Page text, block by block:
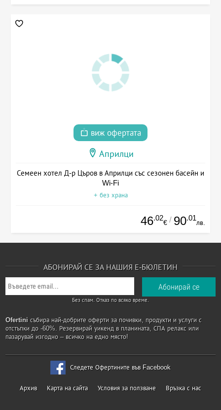
виж офертата
Априлци
Семеен хотел Д-р Църов в Априлци със сезонен басейн и
Wi-Fi
+ без храна
46.02
€ / 90.01
лв.
АБОНИРАЙ СЕ ЗА НАШИЯ Е-БЮЛЕТИН
Без спам. Отказ по всяко време.
Ofertini събира най-добрите оферти за почивки, продукти и услуги с
отстъпки до -60%. Резервирай уикенд в планината, СПА релакс или
пазарувай изгодно – всичко на едно място!
Следете Офертините във Facebook
Архив Карта на сайта Условия за ползване Връзка с нас